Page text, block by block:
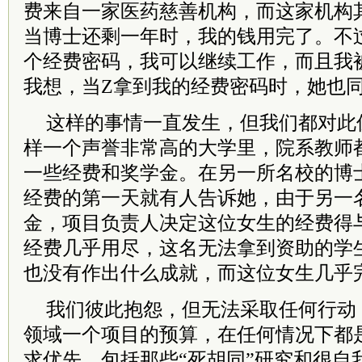
费来自一家医药慈善机构，而这家机构
当博士还剩一年时，我的钱用完了。不
个经费密码，我可以继续工作，而且我
我想，当Z拿到我的经费密码时，她也
这样的事情一直发生，但我们都对
样一个声誉非常高的大学里，院系教师
一些经费和奖学金。在另一所名校的博
经费的第一天就有人告诉她，由于另一
金，项目负责人决定这位女生的经费得
经费几乎用尽，这名无法拿到资助的学
也没有作出什么成就，而这位女生几乎
我们彼此抱怨，但无法采取任何行
领域一个项目的预算，在任何情况下都